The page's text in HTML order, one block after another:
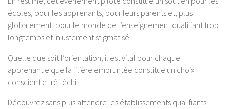
écoles, pour les apprenants, pour leurs parents et, plus
globalement, pour le monde de l’enseignement qualifiant trop
longtemps et injustement stigmatisé.
Quelle que soit l’orientation, il est vital pour chaque
apprenant.e que la filière empruntée constitue un choix
conscient et réfléchi.
Découvrez sans plus attendre les établissements qualifiants